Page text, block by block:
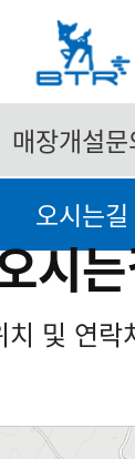
매장개설
오시는길
시
치 및 연